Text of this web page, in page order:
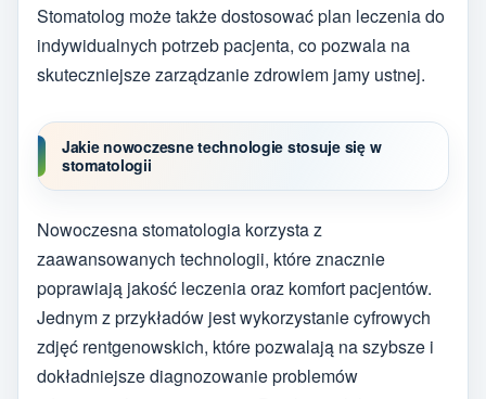
Stomatolog może także dostosować plan leczenia do
indywidualnych potrzeb pacjenta, co pozwala na
skuteczniejsze zarządzanie zdrowiem jamy ustnej.
Jakie nowoczesne technologie stosuje się w
stomatologii
Nowoczesna stomatologia korzysta z
zaawansowanych technologii, które znacznie
poprawiają jakość leczenia oraz komfort pacjentów.
Jednym z przykładów jest wykorzystanie cyfrowych
zdjęć rentgenowskich, które pozwalają na szybsze i
dokładniejsze diagnozowanie problemów